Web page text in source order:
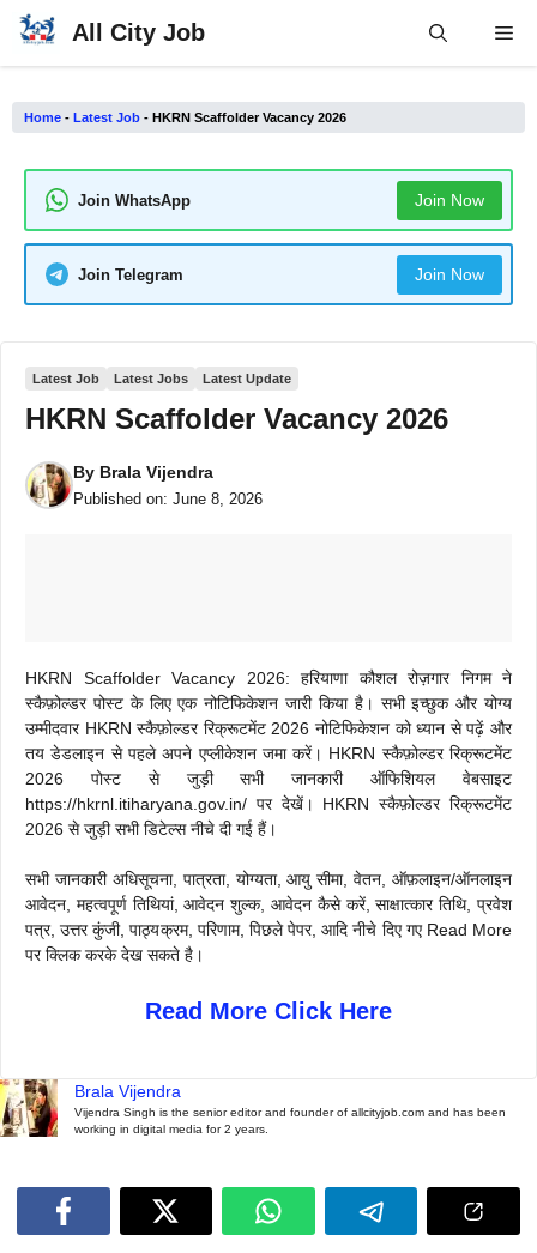
Skip
All City Job
Home - Latest Job - HKRN Scaffolder Vacancy 2026
Join WhatsApp Join Now
Join Telegram Join Now
Latest Job Latest Jobs Latest Update
HKRN Scaffolder Vacancy 2026
By Brala Vijendra
Published on: June 8, 2026
HKRN Scaffolder Vacancy 2026: हरियाणा कौशल रोज़गार निगम ने
स्कैफ़ोल्डर पोस्ट के लिए एक नोटिफिकेशन जारी किया है। सभी इच्छुक और योग्य
उम्मीदवार HKRN स्कैफ़ोल्डर रिक्रूटमेंट 2026 नोटिफिकेशन को ध्यान से पढ़ें और
तय डेडलाइन से पहले अपने एप्लीकेशन जमा करें। HKRN स्कैफ़ोल्डर रिक्रूटमेंट
2026 पोस्ट से जुड़ी सभी जानकारी ऑफिशियल वेबसाइट
https://hkrnl.itiharyana.gov.in/ पर देखें। HKRN स्कैफ़ोल्डर रिक्रूटमेंट
2026 से जुड़ी सभी डिटेल्स नीचे दी गई हैं।
सभी जानकारी अधिसूचना, पात्रता, योग्यता, आयु सीमा, वेतन, ऑफ़लाइन/ऑनलाइन
आवेदन, महत्वपूर्ण तिथियां, आवेदन शुल्क, आवेदन कैसे करें, साक्षात्कार तिथि, प्रवेश
पत्र, उत्तर कुंजी, पाठ्यक्रम, परिणाम, पिछले पेपर, आदि नीचे दिए गए Read More
पर क्लिक करके देख सकते है।
Read More Click Here
Brala Vijendra
Vijendra Singh is the senior editor and founder of allcityjob.com and has been
working in digital media for 2 years.